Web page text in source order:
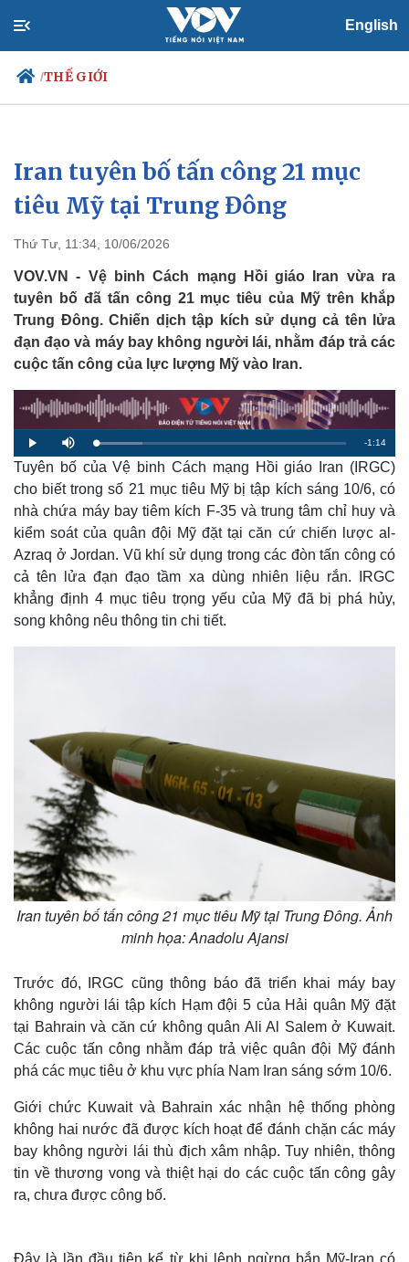
English
/THẾ GIỚI
Chính trị
Đảng
Tổ chức nhân sự
Nhận diện sự thật
Xã hội
Tin 24h
Dự báo thời tiết
Việc làm
Biển đảo
Iran tuyên bố tấn công 21 mục
tiêu Mỹ tại Trung Đông
Thứ Tư, 11:34, 10/06/2026
VOV.VN - Vệ binh Cách mạng Hồi giáo Iran vừa ra
tuyên bố đã tấn công 21 mục tiêu của Mỹ trên khắp
Trung Đông. Chiến dịch tập kích sử dụng cả tên lửa
đạn đạo và máy bay không người lái, nhằm đáp trả các
cuộc tấn công của lực lượng Mỹ vào Iran.
P
l
a
y
M
u
t
e
L
o
a
d
e
d
1
8
.
7
%
R
e
i
n
-1:14
Tuyên bố của Vệ binh Cách mạng Hồi giáo Iran (IRGC)
cho biết trong số 21 mục tiêu Mỹ bị tập kích sáng 10/6, có
nhà chứa máy bay tiêm kích F-35 và trung tâm chỉ huy và
kiểm soát của quân đội Mỹ đặt tại căn cứ chiến lược al-
Azraq ở Jordan. Vũ khí sử dụng trong các đòn tấn công có
cả tên lửa đạn đạo tầm xa dùng nhiên liệu rắn. IRGC
khẳng định 4 mục tiêu trọng yếu của Mỹ đã bị phá hủy,
song không nêu thông tin chi tiết.
Iran tuyên bố tấn công 21 mục tiêu Mỹ tại Trung Đông. Ảnh
minh họa: Anadolu Ajansi
Trước đó, IRGC cũng thông báo đã triển khai máy bay
không người lái tập kích Hạm đội 5 của Hải quân Mỹ đặt
tại Bahrain và căn cứ không quân Ali Al Salem ở Kuwait.
Các cuộc tấn công nhằm đáp trả việc quân đội Mỹ đánh
phá các mục tiêu ở khu vực phía Nam Iran sáng sớm 10/6.
Giới chức Kuwait và Bahrain xác nhận hệ thống phòng
không hai nước đã được kích hoạt để đánh chặn các máy
bay không người lái thù địch xâm nhập. Tuy nhiên, thông
tin về thương vong và thiệt hại do các cuộc tấn công gây
ra, chưa được công bố.